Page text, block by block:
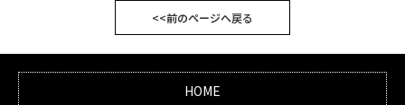
<<前のページへ戻る
HOME